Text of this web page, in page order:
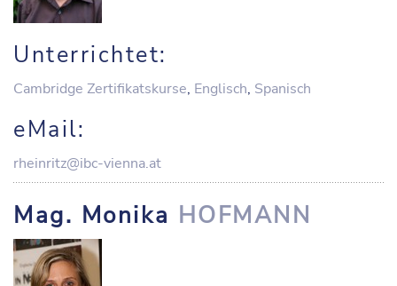
Unterrichtet:
Cambridge Zertifikatskurse, Englisch, Spanisch
eMail:
rheinritz@ibc-vienna.at
Mag. Monika HOFMANN